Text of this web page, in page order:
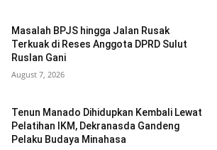
Masalah BPJS hingga Jalan Rusak
Terkuak di Reses Anggota DPRD Sulut
Ruslan Gani
August 7, 2026
Tenun Manado Dihidupkan Kembali Lewat
Pelatihan IKM, Dekranasda Gandeng
Pelaku Budaya Minahasa